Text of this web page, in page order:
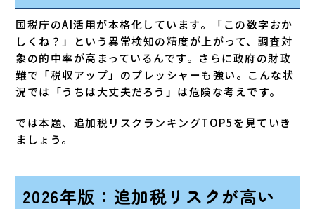
国税庁のAI活用が本格化しています。「この数字おか
しくね？」という異常検知の精度が上がって、調査対
象の的中率が高まっているんです。さらに政府の財政
難で「税収アップ」のプレッシャーも強い。こんな状
況では「うちは大丈夫だろう」は危険な考えです。
では本題、追加税リスクランキングTOP5を見ていき
ましょう。
2026年版：追加税リスクが高い